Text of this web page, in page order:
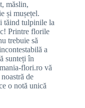
măslin,
și mușețel.
tăind tulpinile la
Printre florile
trebuie să
a
sunteți în
flori.ro vă
de
o notă unică